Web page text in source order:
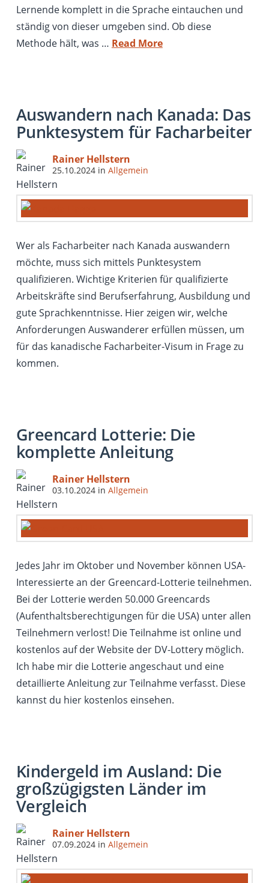
Lernende komplett in die Sprache eintauchen und
ständig von dieser umgeben sind. Ob diese
Methode hält, was … Read More
Auswandern nach Kanada: Das
Punktesystem für Facharbeiter
Rainer Hellstern
25.10.2024in Allgemein
Wer als Facharbeiter nach Kanada auswandern
möchte, muss sich mittels Punktesystem
qualifizieren. Wichtige Kriterien für qualifizierte
Arbeitskräfte sind Berufserfahrung, Ausbildung und
gute Sprachkenntnisse. Hier zeigen wir, welche
Anforderungen Auswanderer erfüllen müssen, um
für das kanadische Facharbeiter-Visum in Frage zu
kommen.
Greencard Lotterie: Die
komplette Anleitung
Rainer Hellstern
03.10.2024in Allgemein
Jedes Jahr im Oktober und November können USA-
Interessierte an der Greencard-Lotterie teilnehmen.
Bei der Lotterie werden 50.000 Greencards
(Aufenthaltsberechtigungen für die USA) unter allen
Teilnehmern verlost! Die Teilnahme ist online und
kostenlos auf der Website der DV-Lottery möglich.
Ich habe mir die Lotterie angeschaut und eine
detaillierte Anleitung zur Teilnahme verfasst. Diese
kannst du hier kostenlos einsehen.
Kindergeld im Ausland: Die
großzügigsten Länder im
Vergleich
Rainer Hellstern
07.09.2024in Allgemein